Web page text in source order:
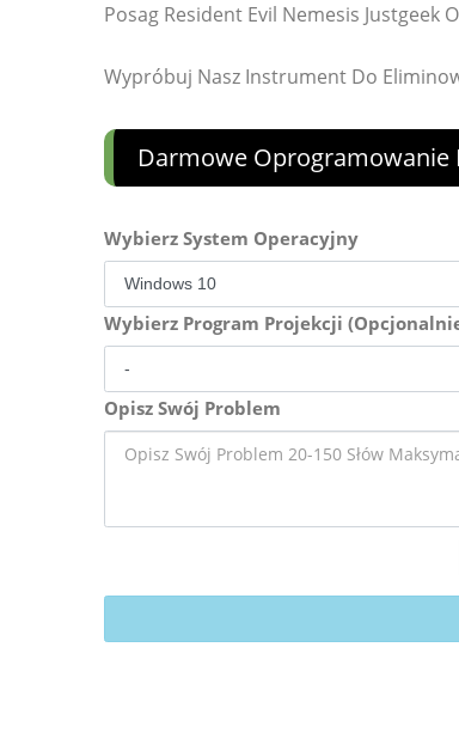
Posag Resident Evil Nemesis Justgeek
Wypróbuj Nasz Instrument Do
Darmowe Oprogramowanie
Wybierz System Operacyjny
Wybierz Program Projekcji
Opisz Swój Problem